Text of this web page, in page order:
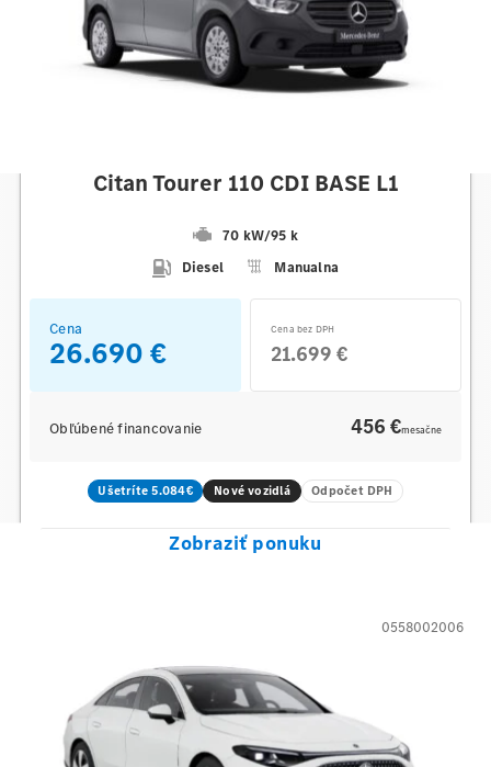
Citan Tourer 110 CDI BASE L1
70 kW/95 k
Diesel
Manualna
Cena
26.690 €
Cena bez DPH
21.699 €
Obľúbené financovanie 456 €mesačne
Ušetríte 5.084€ Nové vozidlá Odpočet DPH
Zobraziť ponuku
0558002006